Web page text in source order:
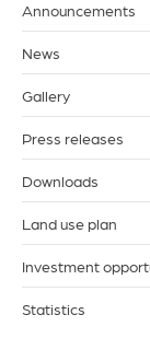
Announcements
News
Gallery
Press releases
Downloads
Land use plan
Investment
Statistics